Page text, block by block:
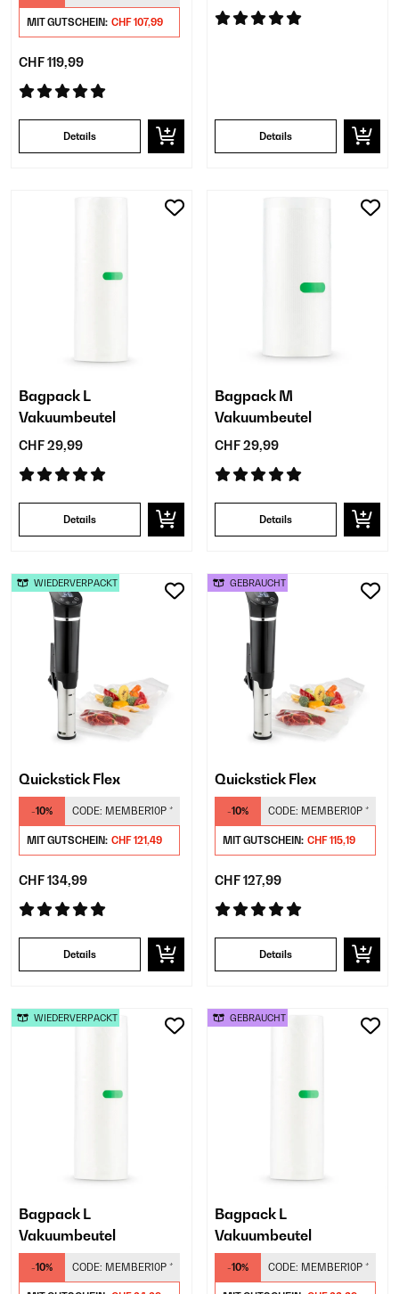
MIT GUTSCHEIN: CHF 107,99
CHF 119,99
Details Details
Bagpack L
Vakuumbeutel
CHF 29,99
Details
Bagpack M
Vakuumbeutel
CHF 29,99
Details
Quickstick Flex
-10% CODE: MEMBER10P *
MIT GUTSCHEIN: CHF 121,49
CHF 134,99
Details
WIEDERVERPACKT
Quickstick Flex
-10% CODE: MEMBER10P *
MIT GUTSCHEIN: CHF 115,19
CHF 127,99
Details
GEBRAUCHT
Bagpack L
Vakuumbeutel
-10% CODE: MEMBER10P *
WIEDERVERPACKT
Bagpack L
Vakuumbeutel
-10% CODE: MEMBER10P *
GEBRAUCHT